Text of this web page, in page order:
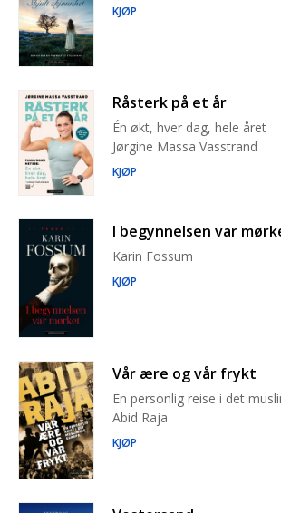
KJØP
Råsterk på et år
Én økt, hver dag, hele året
Jørgine Massa Vasstrand
KJØP
I begynnelsen var
Karin Fossum
KJØP
Vår ære og vår frykt
En personlig reise i det
Abid Raja
KJØP